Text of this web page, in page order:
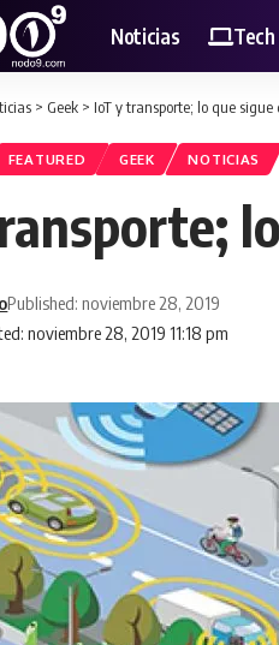
Noticias Tech
> Geek > IoT y transporte; lo que sigue
FEATURED GEEK NOTICIAS
noviembre 28, 2019 11:18 pm
Published: noviembre 28, 2019